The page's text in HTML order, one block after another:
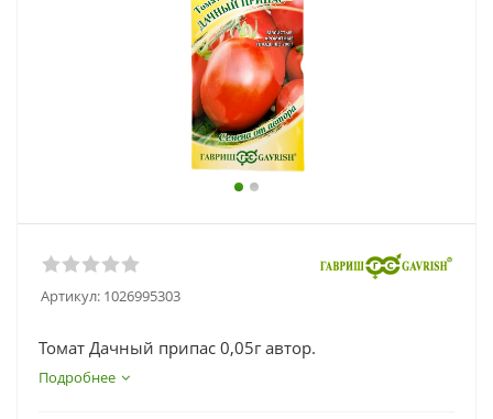
Артикул: 1026995303
Томат Дачный припас 0,05г автор.
Подробнее